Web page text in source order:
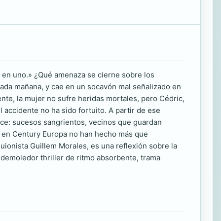
uno.» ¿Qué amenaza se cierne sobre los
mañana, y cae en un socavón mal señalizado en
la mujer no sufre heridas mortales, pero Cédric,
no ha sido fortuito. A partir de ese
sucesos sangrientos, vecinos que guardan
Century Europa no han hecho más que
Guillem Morales, es una reflexión sobre la
thriller de ritmo absorbente, trama